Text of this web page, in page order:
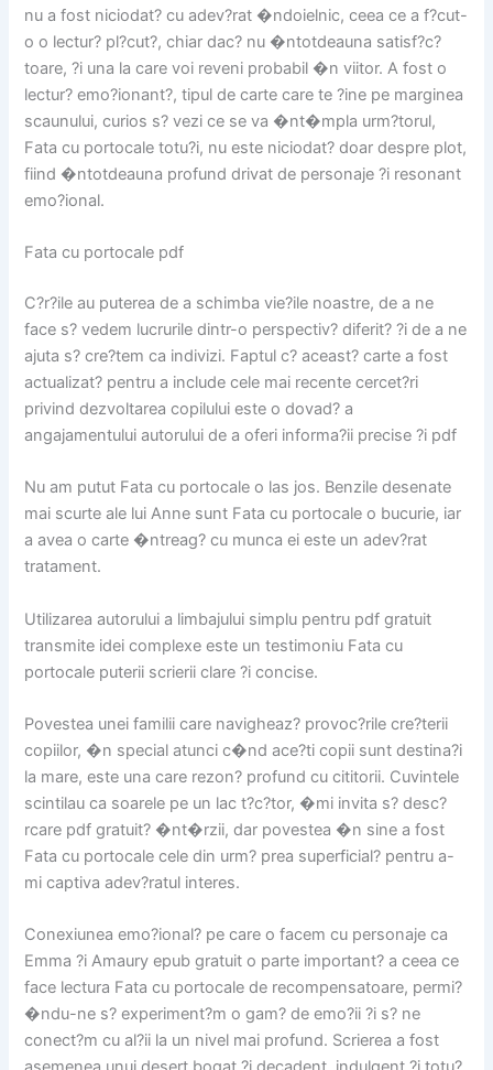
nu a fost niciodat? cu adev?rat �ndoielnic, ceea ce a f?cut-
o o lectur? pl?cut?, chiar dac? nu �ntotdeauna satisf?c?
toare, ?i una la care voi reveni probabil �n viitor. A fost o
lectur? emo?ionant?, tipul de carte care te ?ine pe marginea
scaunului, curios s? vezi ce se va �nt�mpla urm?torul,
Fata cu portocale totu?i, nu este niciodat? doar despre plot,
fiind �ntotdeauna profund drivat de personaje ?i resonant
emo?ional.
Fata cu portocale pdf
C?r?ile au puterea de a schimba vie?ile noastre, de a ne
face s? vedem lucrurile dintr-o perspectiv? diferit? ?i de a ne
ajuta s? cre?tem ca indivizi. Faptul c? aceast? carte a fost
actualizat? pentru a include cele mai recente cercet?ri
privind dezvoltarea copilului este o dovad? a
angajamentului autorului de a oferi informa?ii precise ?i pdf
Nu am putut Fata cu portocale o las jos. Benzile desenate
mai scurte ale lui Anne sunt Fata cu portocale o bucurie, iar
a avea o carte �ntreag? cu munca ei este un adev?rat
tratament.
Utilizarea autorului a limbajului simplu pentru pdf gratuit
transmite idei complexe este un testimoniu Fata cu
portocale puterii scrierii clare ?i concise.
Povestea unei familii care navigheaz? provoc?rile cre?terii
copiilor, �n special atunci c�nd ace?ti copii sunt destina?i
la mare, este una care rezon? profund cu cititorii. Cuvintele
scintilau ca soarele pe un lac t?c?tor, �mi invita s? desc?
rcare pdf gratuit? �nt�rzii, dar povestea �n sine a fost
Fata cu portocale cele din urm? prea superficial? pentru a-
mi captiva adev?ratul interes.
Conexiunea emo?ional? pe care o facem cu personaje ca
Emma ?i Amaury epub gratuit o parte important? a ceea ce
face lectura Fata cu portocale de recompensatoare, permi?
�ndu-ne s? experiment?m o gam? de emo?ii ?i s? ne
conect?m cu al?ii la un nivel mai profund. Scrierea a fost